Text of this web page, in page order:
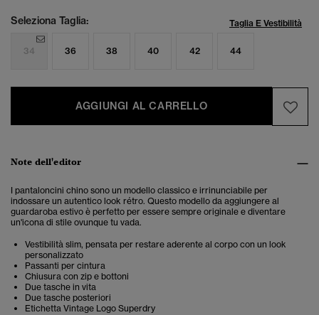
Seleziona Taglia: Taglia E Vestibilità
34 36 38 40 42 44
AGGIUNGI AL CARRELLO
Note dell'editor
I pantaloncini chino sono un modello classico e irrinunciabile per
indossare un autentico look rétro. Questo modello da aggiungere al
guardaroba estivo è perfetto per essere sempre originale e diventare
un'icona di stile ovunque tu vada.
Vestibilità slim, pensata per restare aderente al corpo con un look
personalizzato
Passanti per cintura
Chiusura con zip e bottoni
Due tasche in vita
Due tasche posteriori
Etichetta Vintage Logo Superdry